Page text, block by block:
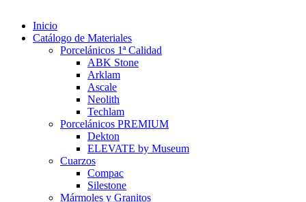
Inicio
Catálogo de Materiales
Porcelánicos 1ª Calidad
ABK Stone
Arklam
Ascale
Neolith
Techlam
Porcelánicos PREMIUM
Dekton
ELEVATE by Museum
Cuarzos
Compac
Silestone
Mármoles y Granitos